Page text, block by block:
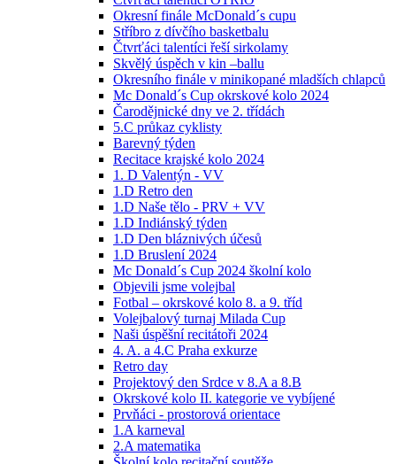
Okresní finále McDonald´s cupu
Stříbro z dívčího basketbalu
Čtvrťáci talentíci řeší sirkolamy
Skvělý úspěch v kin –ballu
Okresního finále v minikopané mladších chlapců
Mc Donald´s Cup okrskové kolo 2024
Čarodějnické dny ve 2. třídách
5.C průkaz cyklisty
Barevný týden
Recitace krajské kolo 2024
1. D Valentýn - VV
1.D Retro den
1.D Naše tělo - PRV + VV
1.D Indiánský týden
1.D Den bláznivých účesů
1.D Bruslení 2024
Mc Donald´s Cup 2024 školní kolo
Objevili jsme volejbal
Fotbal – okrskové kolo 8. a 9. tříd
Volejbalový turnaj Milada Cup
Naši úspěšní recitátoři 2024
4. A. a 4.C Praha exkurze
Retro day
Projektový den Srdce v 8.A a 8.B
Okrskové kolo II. kategorie ve vybíjené
Prvňáci - prostorová orientace
1.A karneval
2.A matematika